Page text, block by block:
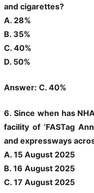
and cigarettes?
A. 28%
B. 35%
C. 40%
D. 50%
Answer: C. 40%
6. Since when has
facility of ‘FASTag
and expressways
A. 15 August 2025
B. 16 August 2025
C. 17 August 2025